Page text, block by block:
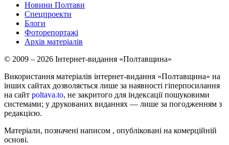
Новини Полтави
Спецпроекти
Блоги
Фоторепортажі
Архів матеріалів
© 2009 – 2026 Інтернет-видання «Полтавщина»
Використання матеріалів інтернет-видання «Полтавщина» на
інших сайтах дозволяється лише за наявності гіперпосилання
на сайт poltava.to, не закритого для індексації пошуковими
системами; у друкованих виданнях — лише за погодженням з
редакцією.
Матеріали, позначені написом , опубліковані на комерційній
основі.